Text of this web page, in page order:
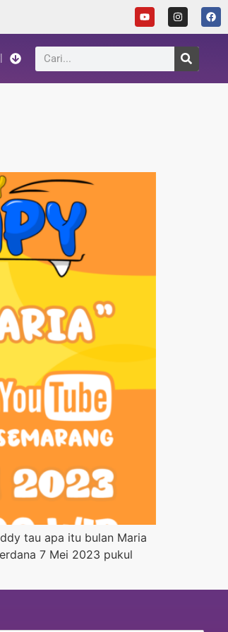
tau apa itu bulan Maria
7 Mei 2023 pukul